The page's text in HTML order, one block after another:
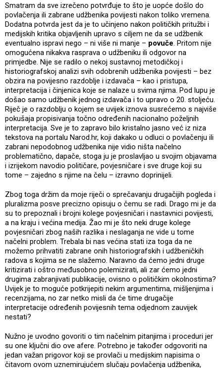
Smatram da sve izrečeno potvrđuje to što je uopće došlo do
povlačenja ili zabrane udžbenika povijesti nakon toliko vremena.
Dodatna potvrda jest da je to učinjeno nakon političkih pritužbi i
medijskih kritika objavljenih upravo s ciljem ne da se udžbenik
eventualno ispravi nego – ni više ni manje – povuče. Pritom nije
omogućena nikakva rasprava o udžbeniku ili odgovor na
primjedbe. Nije se radilo o nekoj sustavnoj metodičkoj i
historiografskoj analizi svih odobrenih udžbenika povijesti – bez
obzira na povijesno razdoblje i izdavača – kao i pristupa,
interpretacija i činjenica koje se nalaze u svima njima. Pod lupu je
došao samo udžbenik jednog izdavača i to upravo o 20. stoljeću.
Riječ je o razdoblju o kojem se uvijek iznova susrećemo s najviše
pokušaja propisivanja točno određenih nacionalno poželjnih
interpretacija. Sve je to zapravo bilo kristalno jasno već iz niza
tekstova na portalu Narod.hr, koji dakako u odluci o povlačenju ili
zabrani nepodobnog udžbenika nije vidio ništa načelno
problematično, dapače, stoga ju je proslavljao u svojim objavama
i izrijekom navodio političare, povjesničare i sve druge koji su
tome – zajedno s njime na čelu – izravno doprinijeli.
Zbog toga držim da moje riječi o sprečavanju drugačijih pogleda i
pluralizma posve precizno opisuju o čemu se radi. Drago mi je da
su to prepoznali i brojni kolege povjesničari i nastavnici povijesti,
a na kraju i većina medija. Žao mi je što neki druge kolege
povjesničari zbog naših razlika i neslaganja ne vide u tome
načelni problem. Trebala bi nas većina stati iza toga da ne
možemo prihvatiti zabrane onih historiografskih i udžbeničkih
radova s kojima se ne slažemo. Naravno da ćemo jedni druge
kritizirati i oštro međusobno polemizirati, ali zar ćemo jedni
drugima zabranjivati publikacije, ovisno o političkim okolnostima?
Uvijek je to moguće potkrijepiti nekim argumentima, mišljenjima i
recenzijama, no zar netko misli da će time drugačije
interpretacije određenih povijesnih tema odjednom zauvijek
nestati?
Nužno je uvodno govoriti o tim načelnim pitanjima i proceduri jer
su one ključni dio ove afere. Potrebno je također odgovoriti na
jedan važan prigovor koji se provlači u medijskim napisima o
čitavom ovom uznemirujućem slučaju povlačenja udžbenika,